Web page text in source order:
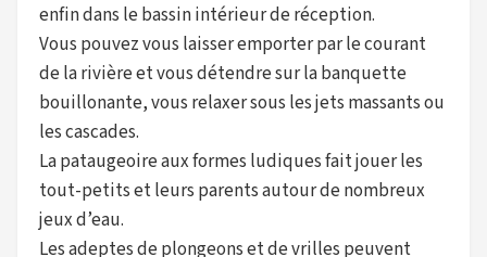
enfin dans le bassin intérieur de réception.
Vous pouvez vous laisser emporter par le courant
de la rivière et vous détendre sur la banquette
bouillonante, vous relaxer sous les jets massants ou
les cascades.
La pataugeoire aux formes ludiques fait jouer les
tout-petits et leurs parents autour de nombreux
jeux d’eau.
Les adeptes de plongeons et de vrilles peuvent